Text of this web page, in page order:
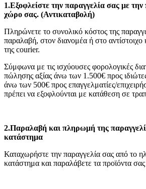
1.Εξοφλείστε την παραγγελία σας με
χώρο σας. (Αντικαταβολή)
Πληρώνετε το συνολικό κόστος της
παραλαβή, στον διανομέα ή στο
της courier.
Σύμφωνα με τις ισχύουσες φορολογικές
πώλησης αξίας άνω των 1.500€ προς
άνω των 500€ προς επαγγελματίες/
πρέπει να εξοφλούνται με κατάθεση σε
2.Παραλαβή και πληρωμή της
κατάστημα
Καταχωρήστε την παραγγελία σας από το
κατάστημα και παραλάβετε τα προϊόντα